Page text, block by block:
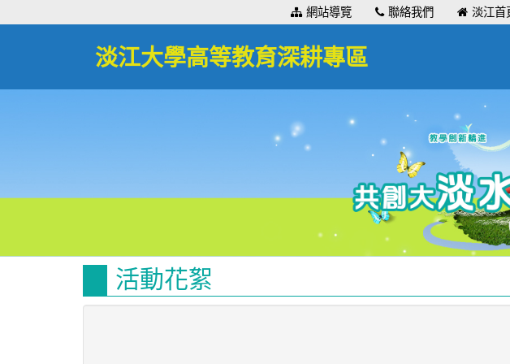
網站導覽 聯絡我們 淡江首
淡江大學高等教育深耕專區
活動花絮